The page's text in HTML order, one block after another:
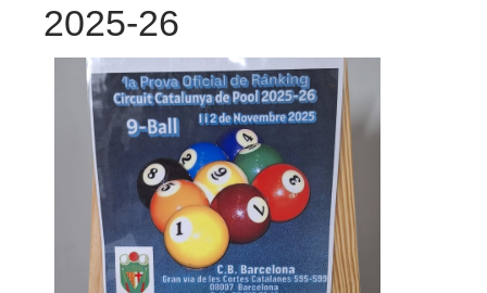
2025-26